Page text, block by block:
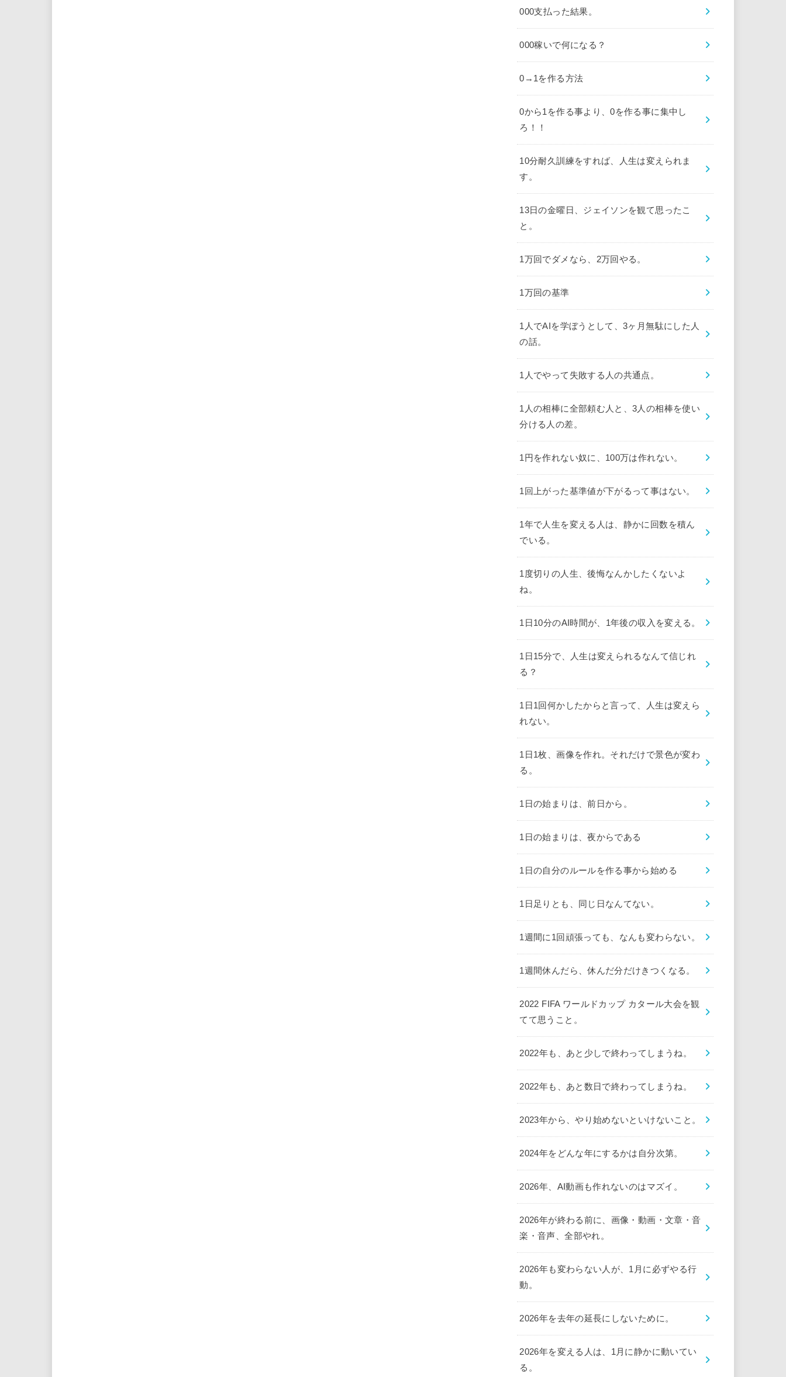
000支払った結果。
000稼いで何になる？
0→1を作る方法
0から1を作る事より、0を作る事に集中し
ろ！！
10分耐久訓練をすれば、人生は変えられま
す。
13日の金曜日、ジェイソンを観て思ったこ
と。
1万回でダメなら、2万回やる。
1万回の基準
1人でAIを学ぼうとして、3ヶ月無駄にした人
の話。
1人でやって失敗する人の共通点。
1人の相棒に全部頼む人と、3人の相棒を使い
分ける人の差。
1円を作れない奴に、100万は作れない。
1回上がった基準値が下がるって事はない。
1年で人生を変える人は、静かに回数を積ん
でいる。
1度切りの人生、後悔なんかしたくないよ
ね。
1日10分のAI時間が、1年後の収入を変える。
1日15分で、人生は変えられるなんて信じれ
る？
1日1回何かしたからと言って、人生は変えら
れない。
1日1枚、画像を作れ。それだけで景色が変わ
る。
1日の始まりは、前日から。
1日の始まりは、夜からである
1日の自分のルールを作る事から始める
1日足りとも、同じ日なんてない。
1週間に1回頑張っても、なんも変わらない。
1週間休んだら、休んだ分だけきつくなる。
2022 FIFA ワールドカップ カタール大会を観
てて思うこと。
2022年も、あと少しで終わってしまうね。
2022年も、あと数日で終わってしまうね。
2023年から、やり始めないといけないこと。
2024年をどんな年にするかは自分次第。
2026年、AI動画も作れないのはマズイ。
2026年が終わる前に、画像・動画・文章・音
楽・音声、全部やれ。
2026年も変わらない人が、1月に必ずやる行
動。
2026年を去年の延長にしないために。
2026年を変える人は、1月に静かに動いてい
る。